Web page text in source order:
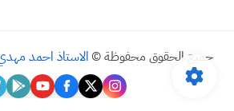
جميع الحقوق محفوظة © الاستاذ احمد